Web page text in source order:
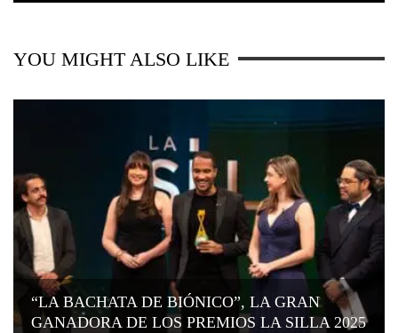
YOU MIGHT ALSO LIKE
“LA BACHATA DE BIÓNICO”, LA GRAN
GANADORA DE LOS PREMIOS LA SILLA 2025